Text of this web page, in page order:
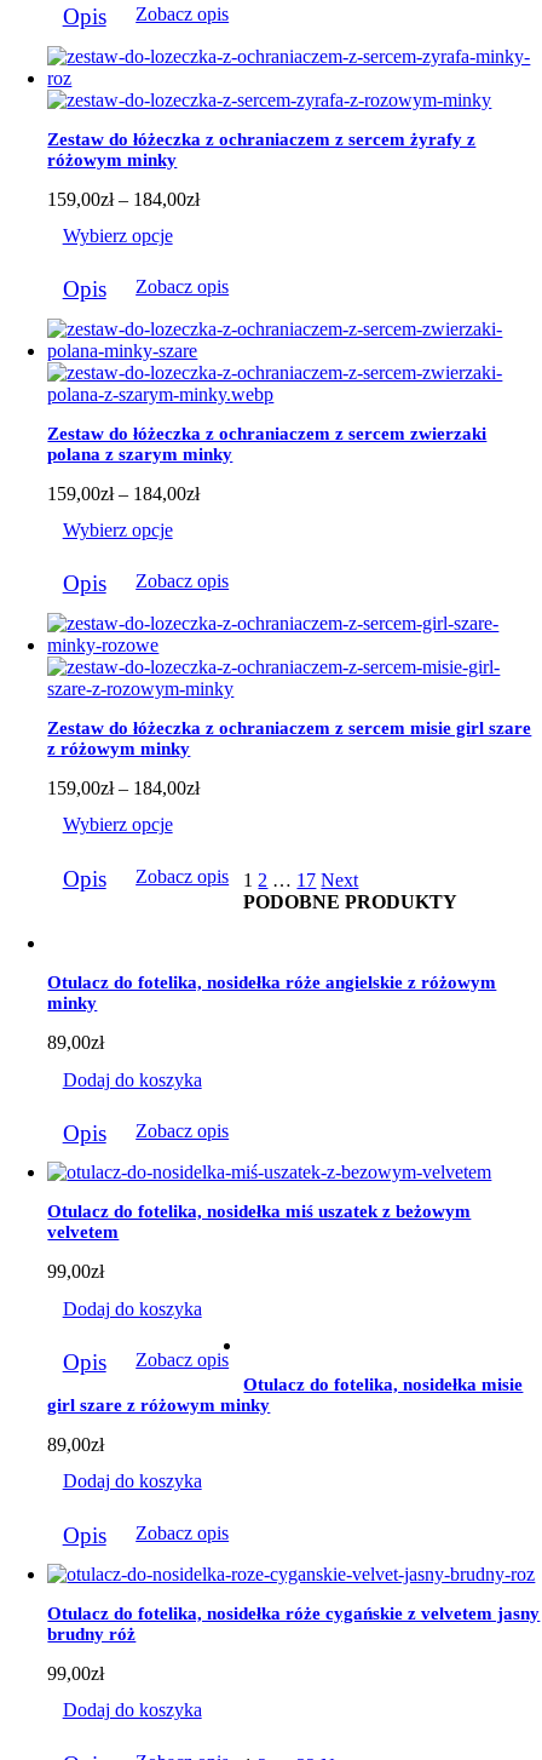
do
produkt
ma
wiele
wariantów.
Opcje
można
wybrać
na
stronie
Opis Zobacz opis
Zestaw do łóżeczka z ochraniaczem z sercem żyrafy z
różowym minky
159,00zł – 184,00złZakres
do
Wybierz opcje
produkt
ma
wiele
wariantów.
Opcje
można
wybrać
na
stronie
produktu
Opis Zobacz opis
Zestaw do łóżeczka z ochraniaczem z sercem zwierzaki
polana z szarym minky
159,00zł – 184,00złZakres
do
Wybierz opcje
produkt
ma
wiele
wariantów.
Opcje
można
wybrać
na
stronie
produktu
Opis Zobacz opis
Zestaw do łóżeczka z ochraniaczem z sercem misie girl szare
z różowym minky
159,00zł – 184,00złZakres
do
184,00zł
Wybierz opcje
produkt
można
wybrać
na
stronie
produktu
Opis Zobacz opis 1 2 … 17 Next
PODOBNE PRODUKTY
Otulacz do fotelika, nosidełka róże angielskie z różowym
minky
89,00zł
Dodaj do koszyka
Opis Zobacz opis
Otulacz do fotelika, nosidełka miś uszatek z beżowym
velvetem
99,00zł
Dodaj do koszyka
Opis Zobacz opis
Otulacz do fotelika, nosidełka misie
girl szare z różowym minky
89,00zł
Dodaj do koszyka
Opis Zobacz opis
Otulacz do fotelika, nosidełka róże cygańskie z velvetem jasny
brudny róż
99,00zł
Dodaj do koszyka